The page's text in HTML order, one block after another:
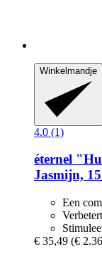
Winkelmandje
4.0 (1)
éternel
Jasmijn,
Een
€ 35,49 (€